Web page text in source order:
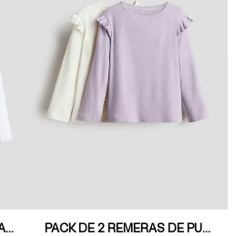
REMERA DE MANGA LARGA EN PUNTO PACK DE 2 REMERAS DE PUNTO CON VOLADOS